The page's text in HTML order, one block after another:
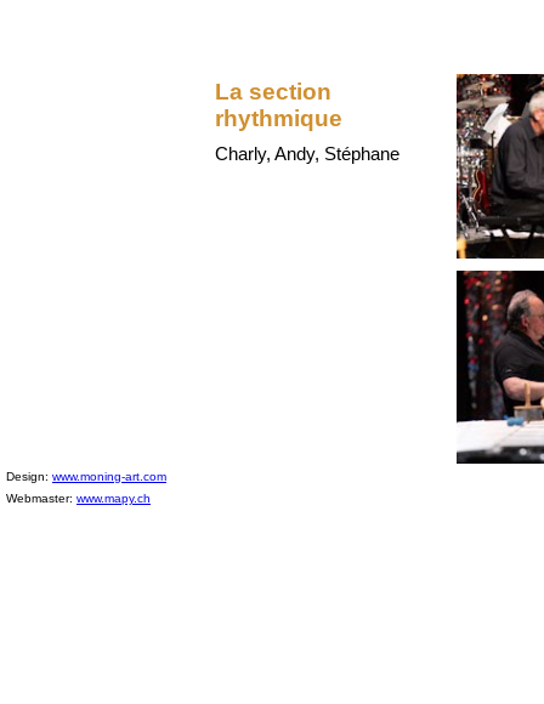
La section
rhythmique
Charly, Andy, Stéphane
Design: www.moning-art.com
Webmaster: www.mapy.ch